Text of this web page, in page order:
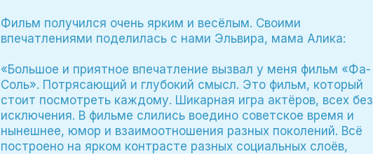
Фильм получился очень ярким и весёлым. Своими
впечатлениями поделилась с нами Эльвира, мама Алика:
«Большое и приятное впечатление вызвал у меня фильм «Фа-
Соль». Потрясающий и глубокий смысл. Это фильм, который
стоит посмотреть каждому. Шикарная игра актёров, всех без
исключения. В фильме слились воедино советское время и
нынешнее, юмор и взаимоотношения разных поколений. Всё
построено на ярком контрасте разных социальных слоёв,